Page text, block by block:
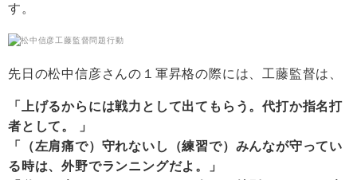
す。
先日の松中信彦さんの１軍昇格の際には、工藤監督は、
「上げるからには戦力として出てもらう。代打か指名打
者として。 」
「（左肩痛で）守れないし（練習で）みんなが守ってい
る時は、外野でランニングだよ。」